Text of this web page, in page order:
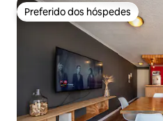
Preferido dos hóspedes
Preferido dos hóspedes